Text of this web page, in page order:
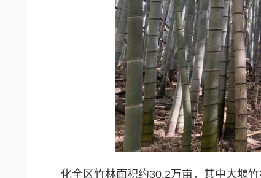
化全区竹林面积约30.2万亩，其中大堰